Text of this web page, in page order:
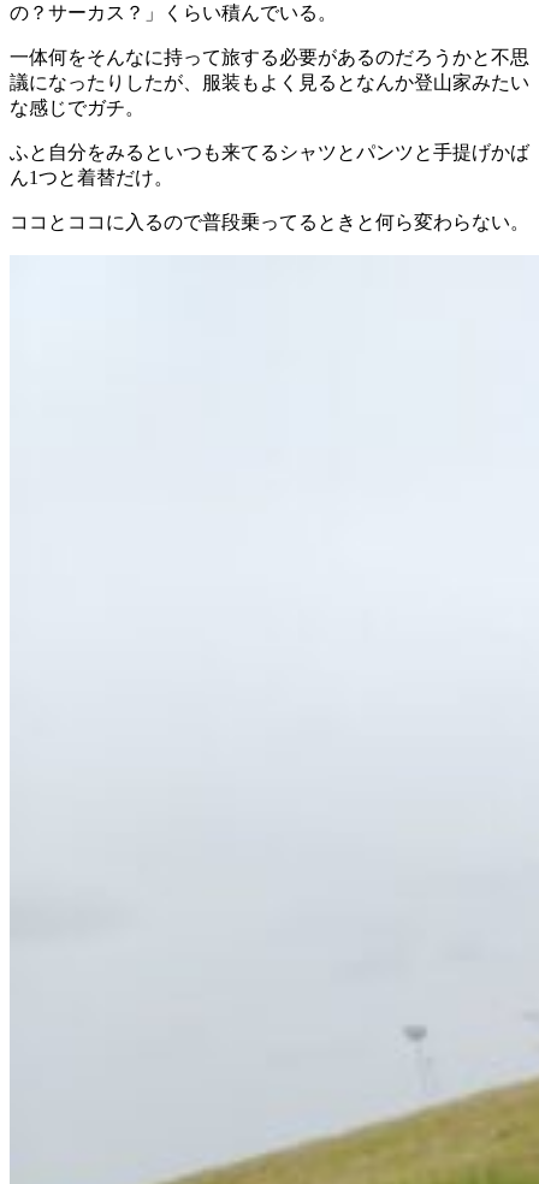
の？サーカス？」くらい積んでいる。
一体何をそんなに持って旅する必要があるのだろうかと不思
議になったりしたが、服装もよく見るとなんか登山家みたい
な感じでガチ。
ふと自分をみるといつも来てるシャツとパンツと手提げかば
ん1つと着替だけ。
ココとココに入るので普段乗ってるときと何ら変わらない。